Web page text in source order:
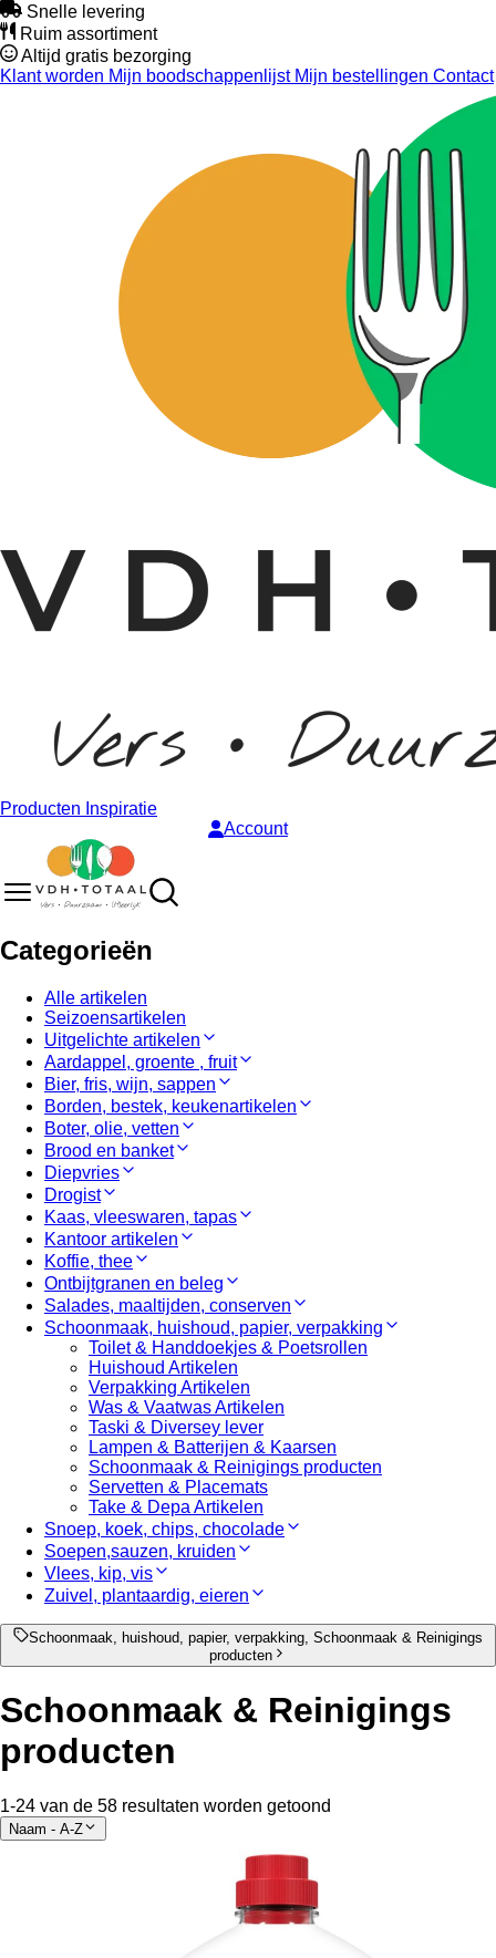
Snelle levering
Ruim assortiment
Altijd gratis bezorging
Klant worden Mijn boodschappenlijstMijn bestellingen Contact
Producten Inspiratie
Account
Categorieën
Alle artikelen
Seizoensartikelen
Uitgelichte artikelen
Aardappel, groente , fruit
Bier, fris, wijn, sappen
Borden, bestek, keukenartikelen
Boter, olie, vetten
Brood en banket
Diepvries
Drogist
Kaas, vleeswaren, tapas
Kantoor artikelen
Koffie, thee
Ontbijtgranen en beleg
Salades, maaltijden, conserven
Schoonmaak, huishoud, papier, verpakking
Toilet & Handdoekjes & Poetsrollen
Huishoud Artikelen
Verpakking Artikelen
Was & Vaatwas Artikelen
Taski & Diversey lever
Lampen & Batterijen & Kaarsen
Schoonmaak & Reinigings producten
Servetten & Placemats
Take & Depa Artikelen
Snoep, koek, chips, chocolade
Soepen,sauzen, kruiden
Vlees, kip, vis
Zuivel, plantaardig, eieren
Schoonmaak, huishoud, papier, verpakking, Schoonmaak & Reinigings
producten
Schoonmaak & Reinigings
producten
1-24 van de 58 resultaten worden getoond
Naam - A-Z